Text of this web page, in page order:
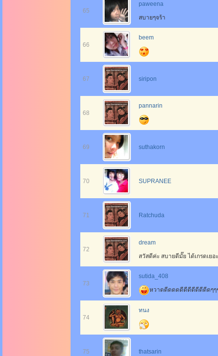
65
paweena
สบายๆจร้า
66
beem
67 siripon
68
pannarin
69 suthakorn
70 SUPRANEE
71 Ratchuda
72
dream
สวัสดีค่ะ สบายดีมั๊ย ได้เกรดเยอ
73
sutida_408
หวาดดีดดดดีดีดีดีดีดีดีดๆๆๆ
74
ทนง
75 thatsarin